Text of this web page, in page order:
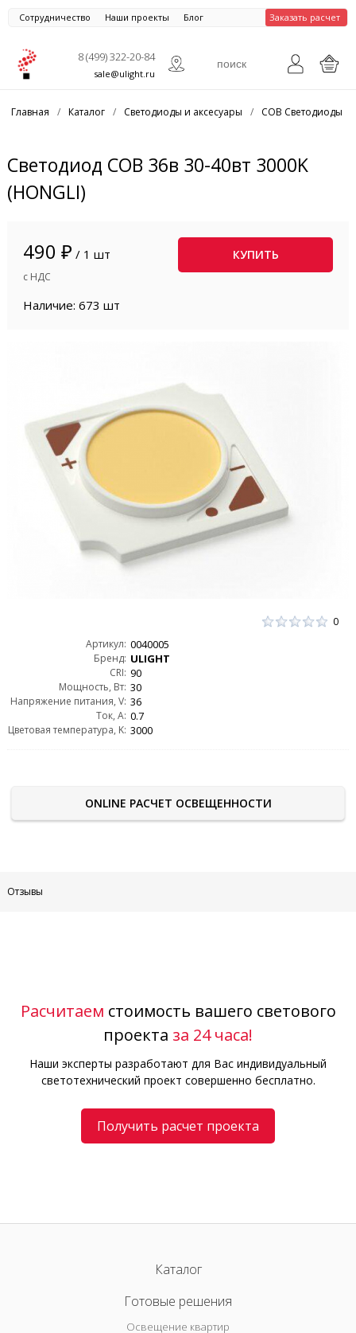
Сотрудничество Наши проекты Блог Заказать расчет
8 (499) 322-20-84
sale@ulight.ru
Главная / Каталог / Светодиоды и аксесуары / COB Светодиоды
Светодиод COB 36в 30-40вт 3000K
(HONGLI)
490 ₽ / 1 шт
с НДС
КУПИТЬ
Наличие: 673 шт
0
Артикул: 0040005
Бренд: ULIGHT
CRI: 90
Мощность, Вт: 30
Напряжение питания, V: 36
Ток, А: 0.7
Цветовая температура, K: 3000
ONLINE РАСЧЕТ ОСВЕЩЕННОСТИ
Отзывы
Расчитаем стоимость вашего светового
проекта за 24 часа!
Наши эксперты разработают для Вас индивидуальный
светотехнический проект совершенно бесплатно.
Получить расчет проекта
Каталог
Готовые решения
Освещение квартир